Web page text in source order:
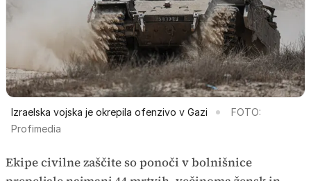
Izraelska vojska je okrepila ofenzivo v Gazi
FOTO:
Profimedia
Ekipe civilne zaščite so ponoči v bolnišnice